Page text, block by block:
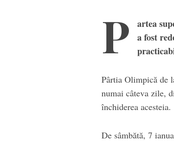
P
artea
a fost
Pârtia Olimpică de
numai câteva zile,
închiderea acesteia.
De sâmbătă, 7